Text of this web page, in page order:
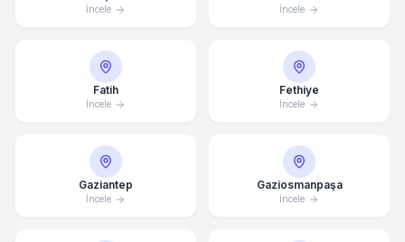
İncele İncele
Fatih
İncele
Fethiye
İncele
Gaziantep
İncele
Gaziosmanpaşa
İncele